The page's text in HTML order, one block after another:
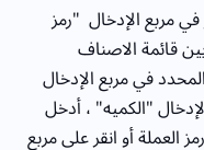
مربع الإدخال "رمز
قائمة الاصناف
في مربع الإدخال
"الكميه" ، أدخل
العملة أو انقر على مربع